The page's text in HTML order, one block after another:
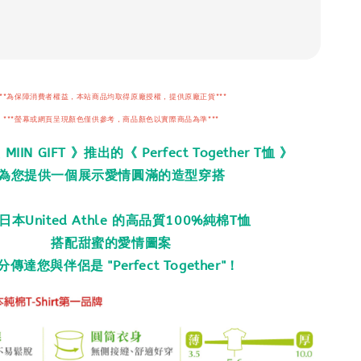
為保障消費者權益，本站商品均取得原廠授權，提供原廠正貨***
***螢幕或網頁呈現顏色僅供參考，商品顏色以實際商品為準***
MIIN GIFT 》推出的《 Perfect Together T恤 》
您提供一個展示愛情圓滿的造型穿搭
本United Athle 的高品質100%純棉T恤
搭配甜蜜的愛情圖案
傳達您與伴侶是 "Perfect Together"！